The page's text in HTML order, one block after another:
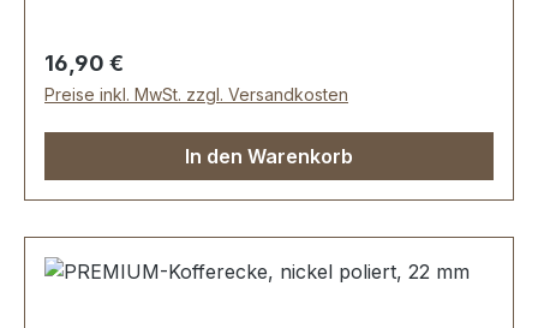
mit perfekten Kanten. Sehr stabil, bestens
geeignet für Koffer, Kästen, Schatullen. Maße: 36
x 36 x 36 mm | Loch-Ø: 3,25 mm. - Die
Beschläge der Serie EV-PREMIUM werden
kundenspezifisch galvanisiert, endmontiert und
poliert. KEIN UMTAUSCH ODER RÜCKGABE
(Täschner/Sattler) wird empfohlen. -
Lieferumfang:1 Stück Kofferecke
Regulärer Preis:
16,90 €
Preise inkl. MwSt. zzgl. Versandkosten
In den Warenkorb